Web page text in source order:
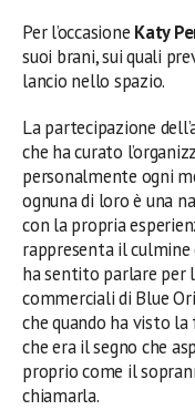
Per l’occasione Katy
suoi brani, sui quali
lancio nello spazio.
La partecipazione
che ha curato
personalmente ogni
ognuna di loro è una
con la propria
rappresenta il culmine
ha sentito parlare per
commerciali di Blue
che quando ha visto
che era il segno che
proprio come il
chiamarla.